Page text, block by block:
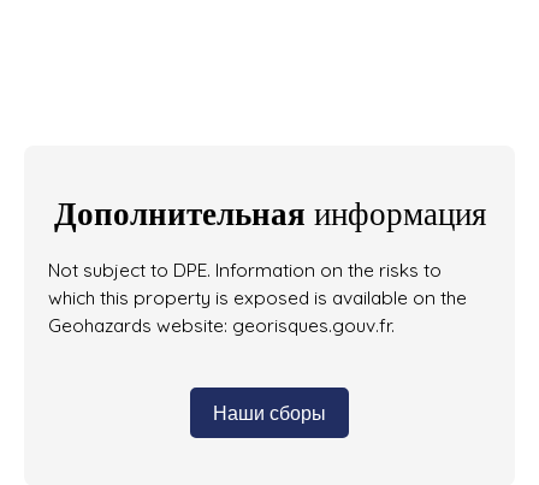
Дополнительная информация
Not subject to DPE. Information on the risks to
which this property is exposed is available on the
Geohazards website: georisques.gouv.fr.
Наши сборы